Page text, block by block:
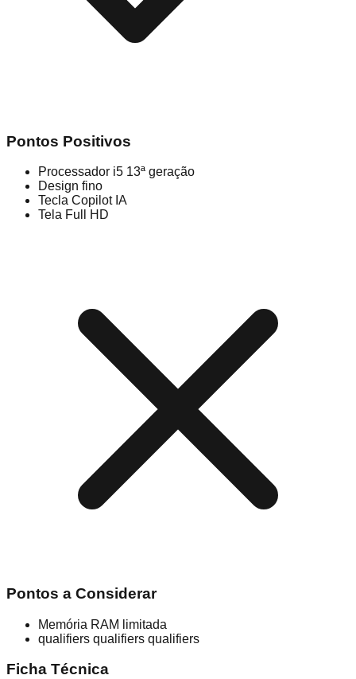
Pontos Positivos
Processador i5 13ª geração
Design fino
Tecla Copilot IA
Tela Full HD
Pontos a Considerar
Memória RAM limitada
qualifiers qualifiers qualifiers
Ficha Técnica